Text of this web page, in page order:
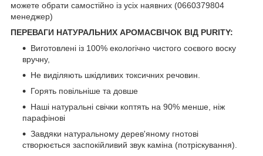
можете обрати самостійно із усіх наявних (0660379804
менеджер)
ПЕРЕВАГИ НАТУРАЛЬНИХ АРОМАСВІЧОК ВІД PURITY:
Виготовлені із 100% екологічно чистого соєвого воску
вручну,
Не виділяють шкідливих токсичних речовин.
Горять повільніше та довше
Наші натуральні свічки коптять на 90% менше, ніж
парафінові
Завдяки натуральному дерев'яному гнотові
створюється заспокійливий звук каміна (потріскування).